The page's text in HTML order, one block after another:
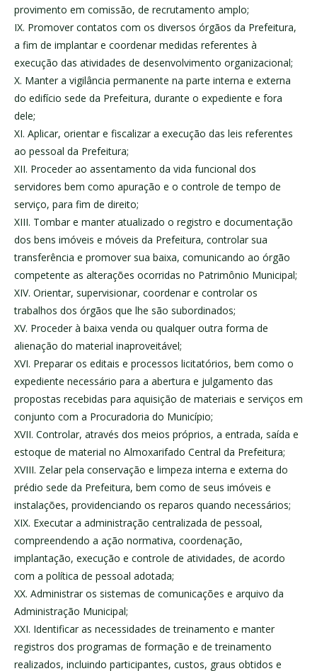
provimento em comissão, de recrutamento amplo;
IX. Promover contatos com os diversos órgãos da Prefeitura,
a fim de implantar e coordenar medidas referentes à
execução das atividades de desenvolvimento organizacional;
X. Manter a vigilância permanente na parte interna e externa
do edifício sede da Prefeitura, durante o expediente e fora
dele;
XI. Aplicar, orientar e fiscalizar a execução das leis referentes
ao pessoal da Prefeitura;
XII. Proceder ao assentamento da vida funcional dos
servidores bem como apuração e o controle de tempo de
serviço, para fim de direito;
XIII. Tombar e manter atualizado o registro e documentação
dos bens imóveis e móveis da Prefeitura, controlar sua
transferência e promover sua baixa, comunicando ao órgão
competente as alterações ocorridas no Patrimônio Municipal;
XIV. Orientar, supervisionar, coordenar e controlar os
trabalhos dos órgãos que lhe são subordinados;
XV. Proceder à baixa venda ou qualquer outra forma de
alienação do material inaproveitável;
XVI. Preparar os editais e processos licitatórios, bem como o
expediente necessário para a abertura e julgamento das
propostas recebidas para aquisição de materiais e serviços em
conjunto com a Procuradoria do Município;
XVII. Controlar, através dos meios próprios, a entrada, saída e
estoque de material no Almoxarifado Central da Prefeitura;
XVIII. Zelar pela conservação e limpeza interna e externa do
prédio sede da Prefeitura, bem como de seus imóveis e
instalações, providenciando os reparos quando necessários;
XIX. Executar a administração centralizada de pessoal,
compreendendo a ação normativa, coordenação,
implantação, execução e controle de atividades, de acordo
com a política de pessoal adotada;
XX. Administrar os sistemas de comunicações e arquivo da
Administração Municipal;
XXI. Identificar as necessidades de treinamento e manter
registros dos programas de formação e de treinamento
realizados, incluindo participantes, custos, graus obtidos e